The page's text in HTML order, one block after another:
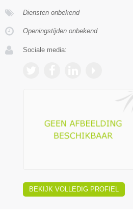
Diensten onbekend
Openingstijden onbekend
Sociale media:
BEKIJK VOLLEDIG PROFIEL